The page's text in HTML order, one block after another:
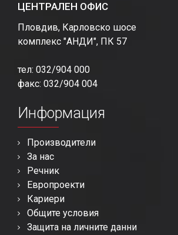
ЦЕНТРАЛЕН ОФИС
Пловдив, Карловско шосе
комплекс "АНДИ", ПК 57
тел: 032/904 000
факс: 032/904 004
Информация
Производители
За нас
Речник
Европроекти
Кариери
Общите условия
Защита на личните данни